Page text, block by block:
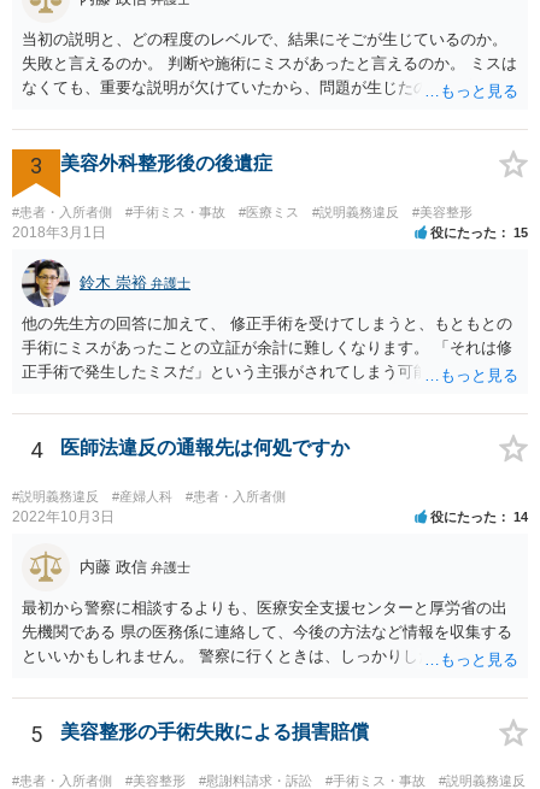
当初の説明と、どの程度のレベルで、結果にそごが生じているのか。
失敗と言えるのか。 判断や施術にミスがあったと言えるのか。 ミスは
なくても、重要な説明が欠けていたから、問題が生じたのか。 美容整
3 美容外科整形後の後遺症
#患者・入所者側 #手術ミス・事故 #医療ミス #説明義務違反 #美容整形
2018年3月1日 役にたった 15
鈴木 崇裕 弁護士
他の先生方の回答に加えて、 修正手術を受けてしまうと、もともとの
手術にミスがあったことの立証が余計に難しくなります。 「それは修
正手術で発生したミスだ」という主張がされてしまう可能性があるか
検討なさっているのであれば、修正手術を受けるまえに弁護士に相談
して対応を決めることを強くお勧めいたします。
4 医師法違反の通報先は何処ですか
#説明義務違反 #産婦人科 #患者・入所者側
2022年10月3日 役にたった 14
内藤 政信 弁護士
最初から警察に相談するよりも、医療安全支援センターと厚労省の出
先機関である 県の医務係に連絡して、今後の方法など情報を収集する
といいかもしれません。 警察に行くときは、しっかりした被害届ある
5 美容整形の手術失敗による損害賠償
#患者・入所者側 #美容整形 #慰謝料請求・訴訟 #手術ミス・事故 #説明義務違反